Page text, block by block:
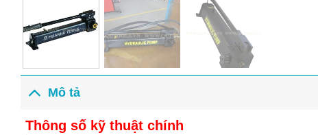
Mô tả
Thông số kỹ thuật chính